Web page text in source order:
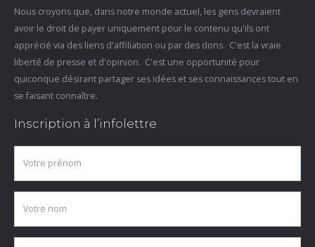
Nous croyons que, dans notre monde actuel, les gens devraient
avoir le droit de payer uniquement pour le contenu qu'ils ont
apprécié via des liens d'affiliation ou par des dons. C'est la vraie
liberté de presse et d'opinion. C'est une opportunité pour
quiconque désirant partager ses idées et ses connaissances tout en
se faisant connaître.
Inscription à l’infolettre